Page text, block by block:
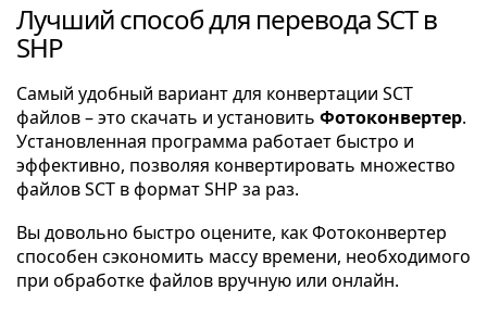
Лучший способ для перевода SCT в
SHP
Самый удобный вариант для конвертации SCT
файлов – это скачать и установить Фотоконвертер.
Установленная программа работает быстро и
эффективно, позволяя конвертировать множество
файлов SCT в формат SHP за раз.
Вы довольно быстро оцените, как Фотоконвертер
способен сэкономить массу времени, необходимого
при обработке файлов вручную или онлайн.